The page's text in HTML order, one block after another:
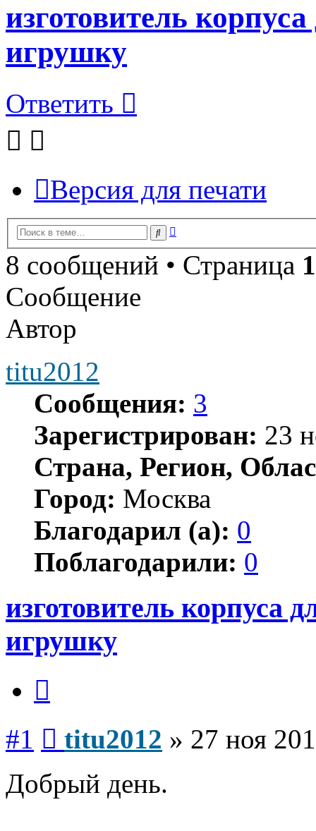
изготовитель
игрушку
Ответить
Версия для печати
Поиск
8 сообщений • Страница 1
Сообщение
Автор
titu2012
Сообщения: 3
Зарегистрирован: 23
Страна, Регион,
Город: Москва
Благодарил (а): 0
Поблагодарили: 0
изготовитель корпуса
игрушку
#1 titu2012 » 27 ноя
Добрый день.